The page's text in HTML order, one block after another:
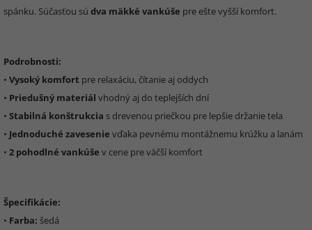
spánku. Súčasťou sú dva mäkké vankúše pre ešte vyšší komfort.
Podrobnosti:
• Vysoký komfort pre relaxáciu, čítanie aj oddych
• Priedušný materiál vhodný aj do teplejších dní
• Stabilná konštrukcia s drevenou priečkou pre lepšie držanie tela
• Jednoduché zavesenie vďaka pevnému montážnemu krúžku a lanám
• 2 pohodlné vankúše v cene pre väčší komfort
Špecifikácie:
• Farba: šedá